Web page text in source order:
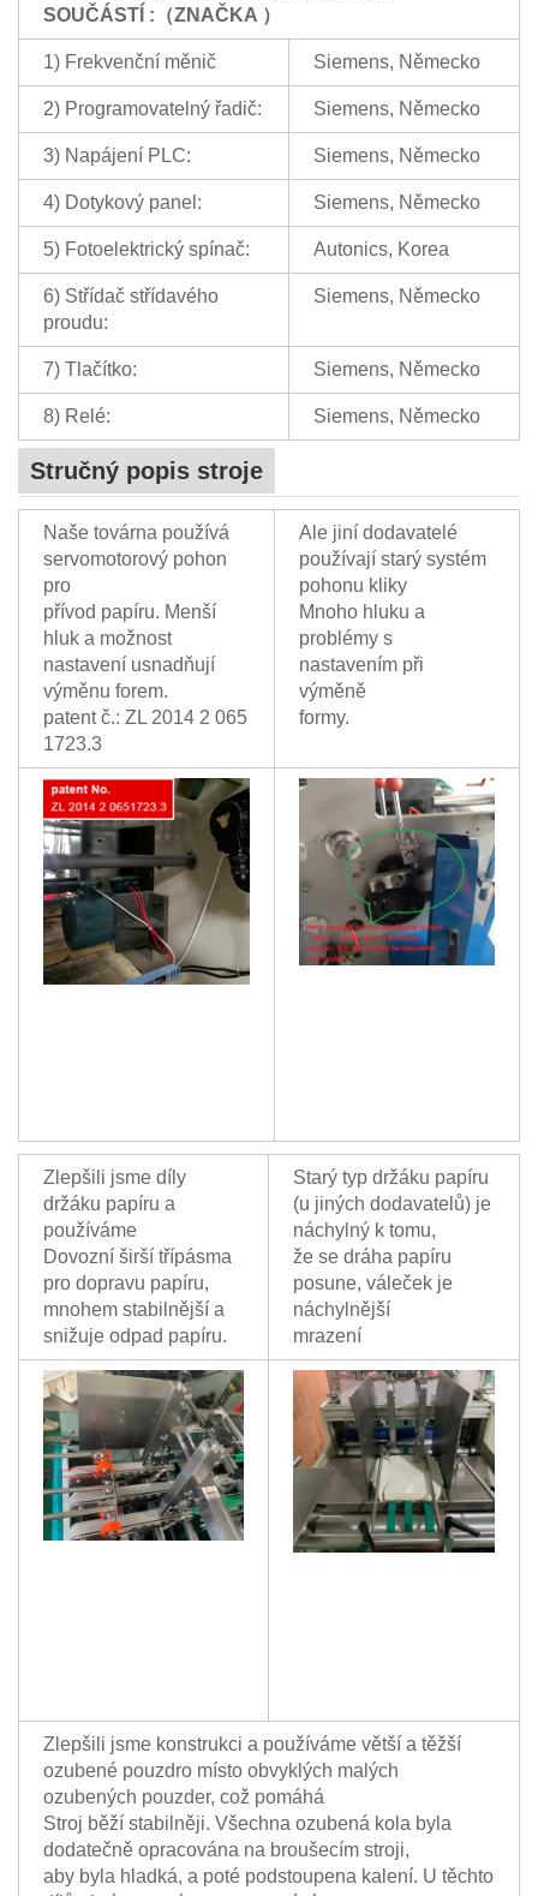
SOUČÁSTÍ :（ZNAČKA ）
1) Frekvenční měnič Siemens, Německo
2) Programovatelný řadič: Siemens, Německo
3) Napájení PLC: Siemens, Německo
4) Dotykový panel: Siemens, Německo
5) Fotoelektrický spínač: Autonics, Korea
6) Střídač střídavého
proudu:
Siemens, Německo
7) Tlačítko: Siemens, Německo
8) Relé: Siemens, Německo
Stručný popis stroje
Naše továrna používá
servomotorový pohon
pro
přívod papíru. Menší
hluk a možnost
nastavení usnadňují
výměnu forem.
patent č.: ZL 2014 2 065
1723.3
Ale jiní dodavatelé
používají starý systém
pohonu kliky
Mnoho hluku a
problémy s
nastavením při
výměně
formy.
Zlepšili jsme díly
držáku papíru a
používáme
Dovozní širší třípásma
pro dopravu papíru,
mnohem stabilnější a
snižuje odpad papíru.
Starý typ držáku papíru
(u jiných dodavatelů) je
náchylný k tomu,
že se dráha papíru
posune, váleček je
náchylnější
mrazení
Zlepšili jsme konstrukci a používáme větší a těžší
ozubené pouzdro místo obvyklých malých
ozubených pouzder, což pomáhá
Stroj běží stabilněji. Všechna ozubená kola byla
dodatečně opracována na broušecím stroji,
aby byla hladká, a poté podstoupena kalení. U těchto